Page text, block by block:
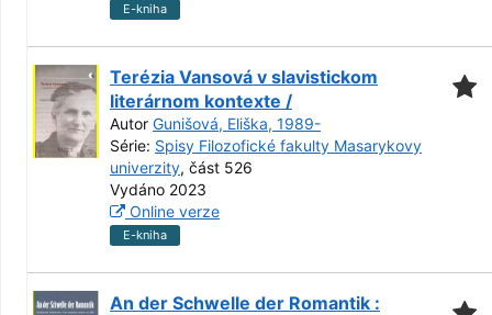
E-kniha
Terézia Vansová v slavistickom
literárnom kontexte /
Autor Gunišová, Eliška, 1989-
Série: Spisy Filozofické fakulty Masarykovy
univerzity, část 526
Vydáno 2023
Online verze
E-kniha
An der Schwelle der Romantik :